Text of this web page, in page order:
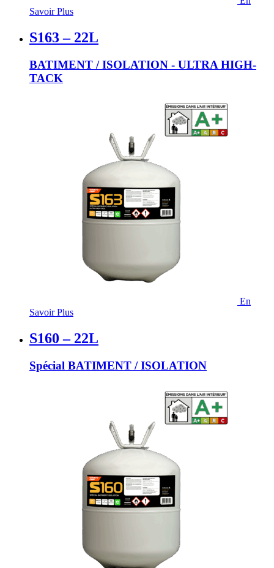
Savoir Plus
S163 – 22L
BATIMENT / ISOLATION - ULTRA HIGH-
TACK
En
Savoir Plus
S160 – 22L
Spécial BATIMENT / ISOLATION